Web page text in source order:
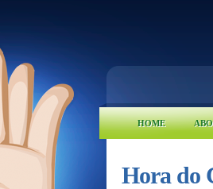
HOME
Hora do